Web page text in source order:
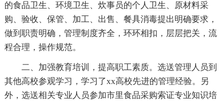
的食品卫生、环境卫生、炊事员的个人卫生、原材料采
购、验收、保管、加工、出售、餐具消毒提出明确要求，
做到职责明确，管理制度齐全，环环相扣，层层把关，流
程合理，操作规范。
二、加强教育培训，提高职工素质。选送管理人员到
其他高校参观学习，学习了xx高校先进的管理经验。另
外，选送相关专业人员参加市里食品采购索证专业知识培